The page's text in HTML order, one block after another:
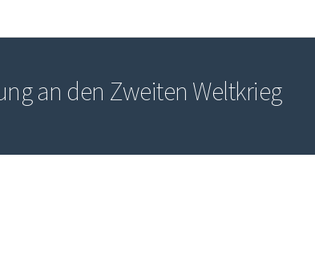
an den Zweiten Weltkrieg